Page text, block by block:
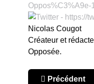
Nicolas Cougot
Créateur et
Opposée.
Article
Précédent